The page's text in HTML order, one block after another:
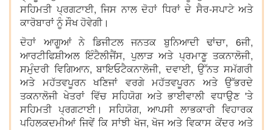
ਸਹਿਮਤੀ ਪ੍ਰਗਟਾਈ, ਜਿਸ ਨਾਲ ਦੋਹਾਂ ਧਿਰਾਂ ਦੇ ਸੈਰ-ਸਪਾਟੇ ਅਤੇ
ਕਾਰੋਬਾਰਾਂ ਨੂੰ ਸੌਖ ਹੋਵੇਗੀ।
ਦੋਹਾਂ ਆਗੂਆਂ ਨੇ ਡਿਜੀਟਲ ਜਨਤਕ ਬੁਨਿਆਦੀ ਢਾਂਚਾ, 6ਜੀ,
ਆਰਟੀਫਿਸ਼ੀਅਲ ਇੰਟੈਲੀਜੈਂਸ, ਪੁਲਾੜ ਅਤੇ ਪ੍ਰਮਾਣੂ ਤਕਨਾਲੋਜੀ,
ਸਮੁੰਦਰੀ ਵਿਗਿਆਨ, ਬਾਇਓਟੈਕਨਾਲੋਜੀ, ਦਵਾਈ, ਉੱਨਤ ਸਮੱਗਰੀ
ਅਤੇ ਮਹੱਤਵਪੂਰਨ ਖਣਿਜਾਂ ਵਰਗੇ ਮਹੱਤਵਪੂਰਨ ਅਤੇ ਉੱਭਰਦੇ
ਤਕਨਾਲੋਜੀ ਖੇਤਰਾਂ ਵਿੱਚ ਸਹਿਯੋਗ ਅਤੇ ਭਾਈਵਾਲੀ ਵਧਾਉਣ 'ਤੇ
ਸਹਿਮਤੀ ਪ੍ਰਗਟਾਈ। ਸਹਿਯੋਗ, ਆਪਸੀ ਲਾਭਕਾਰੀ ਵਿਹਾਰਕ
ਪਹਿਲਕਦਮੀਆਂ ਜਿਵੇਂ ਕਿ ਸਾਂਝੀ ਖੋਜ, ਖੋਜ ਅਤੇ ਵਿਕਾਸ ਕੇਂਦਰ ਅਤੇ